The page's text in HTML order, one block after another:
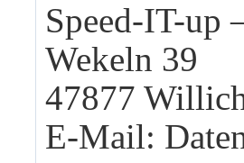
Speed-IT-up
Wekeln 39
47877
E-Mail: